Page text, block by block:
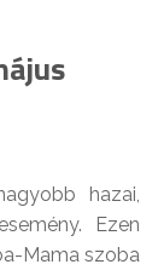
hazai,
Ezen
Mama szoba